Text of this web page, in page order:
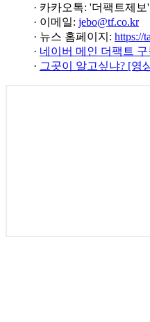
· 카카오톡: '더팩트제보
· 이메일: jebo@tf.co.kr
· 뉴스 홈페이지: https://
· 네이버 메인 더팩트
· 그곳이 알고싶냐? [영